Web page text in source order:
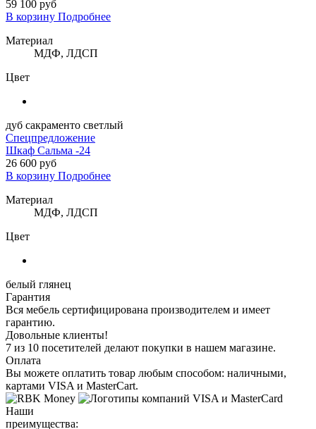
59 100 руб
В корзину Подробнее
Материал
МДФ, ЛДСП
Цвет
дуб сакраменто светлый
Спецпредложение
Шкаф Сальма -24
26 600 руб
В корзину Подробнее
Материал
МДФ, ЛДСП
Цвет
белый глянец
Гарантия
Вся мебель сертифицирована производителем и имеет
гарантию.
Довольные клиенты!
7 из 10 посетителей делают покупки в нашем магазине.
Оплата
Вы можете оплатить товар любым способом: наличными,
картами VISA и MasterCart.
Наши
преимущества: